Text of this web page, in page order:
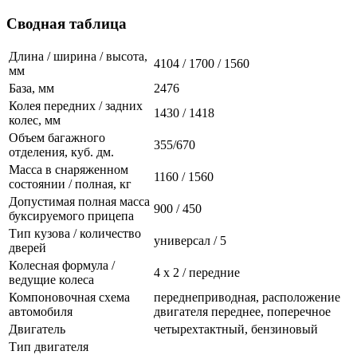
Сводная таблица
Длина / ширина / высота,
мм
4104 / 1700 / 1560
База, мм
2476
Колея передних / задних
колес, мм
1430 / 1418
Объем багажного
отделения, куб. дм.
355/670
Масса в снаряженном
состоянии / полная, кг
1160 / 1560
Допустимая полная масса
буксируемого прицепа
900 / 450
Тип кузова / количество
дверей
универсал / 5
Колесная формула /
ведущие колеса
4 х 2 / передние
Компоновочная схема
автомобиля
переднеприводная, расположение
двигателя переднее, поперечное
Двигатель
четырехтактный, бензиновый
Тип двигателя